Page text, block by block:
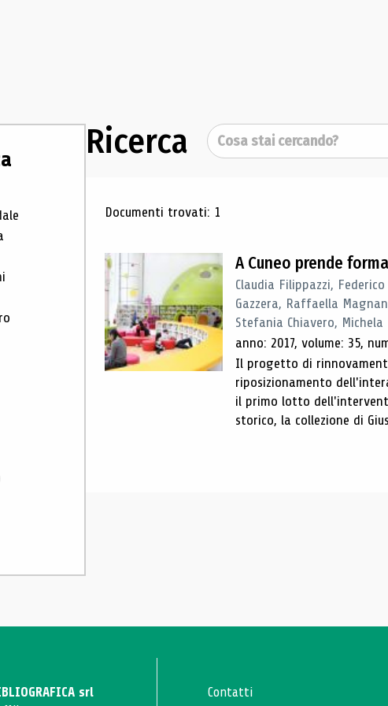
Ricerca Cerca
Risultati di ricerca
Documenti trovati: 1
A Cuneo prende
Claudia Filippazzi,
Gazzera, Raffaella
Stefania Chiavero, Michela
anno: 2017, volume: 35,
Il progetto di
riposizionamento
il primo lotto
storico, la collezione di
srl
Contatti